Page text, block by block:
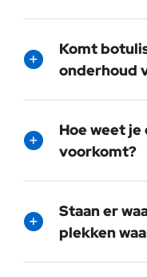
Komt
onderhoud
Hoe weet
voorkomt?
Staan er
plekken